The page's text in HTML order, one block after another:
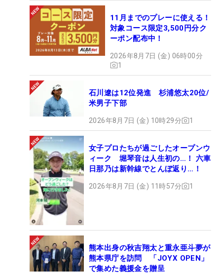
11月までのプレーに使える！
対象コース限定3,500円分ク
ーポン配布中！
2026年8月7日 (金) 06時00分
1
石川遼は12位発進 杉浦悠太20位/
米男子下部
2026年8月7日 (金) 10時29分 1
女子プロたちが過ごしたオープンウ
ィーク 堀琴音は人生初の…！ 六車
日那乃は新幹線でとんぼ返り…！
2026年8月7日 (金) 11時57分 1
熊本出身の秋吉翔太と重永亜斗夢が
熊本県庁を訪問 「JOYX OPEN」
で集めた義援金を贈呈